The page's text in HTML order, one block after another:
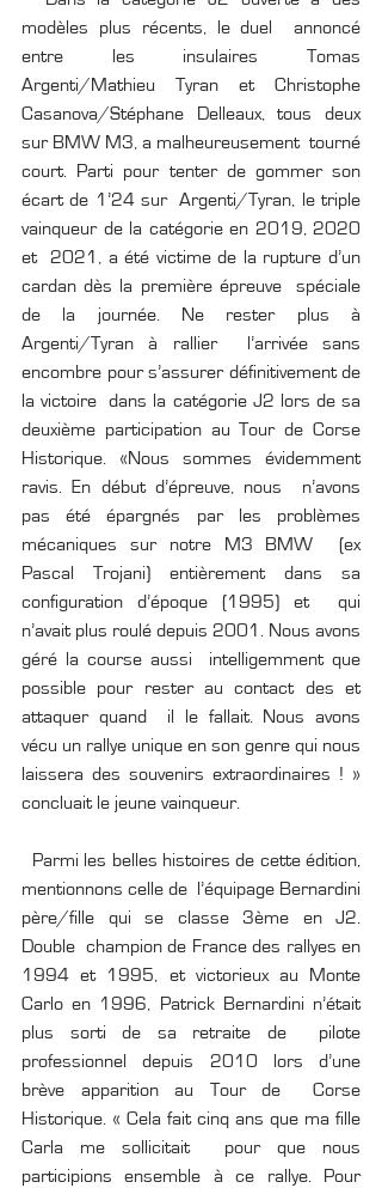
modèles plus récents, le duel  annoncé
entre les insulaires Tomas
Argenti/Mathieu Tyran et Christophe
Casanova/Stéphane Delleaux, tous deux
sur BMW M3, a malheureusement  tourné
court. Parti pour tenter de gommer son
écart de 1’24 sur  Argenti/Tyran, le triple
vainqueur de la catégorie en 2019, 2020
et  2021, a été victime de la rupture d’un
cardan dès la première épreuve  spéciale
de la journée. Ne rester plus à
Argenti/Tyran à rallier  l’arrivée sans
encombre pour s’assurer définitivement de
la victoire  dans la catégorie J2 lors de sa
deuxième participation au Tour de Corse
Historique. «Nous sommes évidemment
ravis. En début d’épreuve, nous  n’avons
pas été épargnés par les problèmes
mécaniques sur notre M3 BMW  (ex
Pascal Trojani) entièrement dans sa
configuration d’époque (1995) et  qui
n’avait plus roulé depuis 2001. Nous avons
géré la course aussi  intelligemment que
possible pour rester au contact des et
attaquer quand  il le fallait. Nous avons
vécu un rallye unique en son genre qui nous
laissera des souvenirs extraordinaires ! »
concluait le jeune vainqueur.
mentionnons celle de  l’équipage Bernardini
père/fille qui se classe 3ème en J2.
Double  champion de France des rallyes en
1994 et 1995, et victorieux au Monte
Carlo en 1996, Patrick Bernardini n’était
plus sorti de sa retraite de  pilote
professionnel depuis 2010 lors d’une
brève apparition au Tour de  Corse
Historique. « Cela fait cinq ans que ma fille
Carla me sollicitait  pour que nous
participions ensemble à ce rallye. Pour